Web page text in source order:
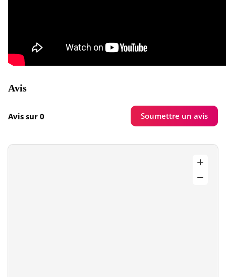
Avis
Avis sur 0 Soumettre un avis